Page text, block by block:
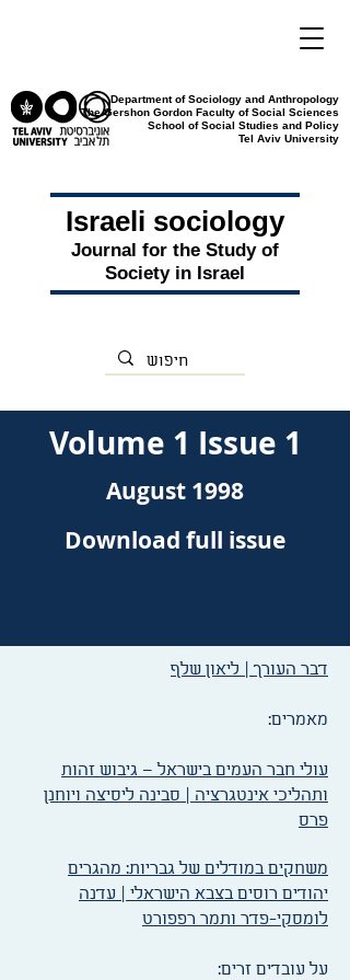
Department of Sociology and Anthropology
The Gershon Gordon Faculty of Social Sciences
School of Social Studies and Policy
Tel Aviv University
Israeli sociology
Journal for the Study of
Society in Israel
Volume 1 Issue 1
August 1998
Download full issue
דבר העורך | ליאון שלף
מאמרים:​
עולי חבר העמים בישראל – גיבוש זהות
ותהליכי אינטגרציה | סבינה ליסיצה ויוחנן
פרס
משחקים במודלים של גבריות: מהגרים
יהודים רוסים בצבא הישראלי | עדנה
לומסקי-פדר ותמר רפפורט
על עובדים זרים:​